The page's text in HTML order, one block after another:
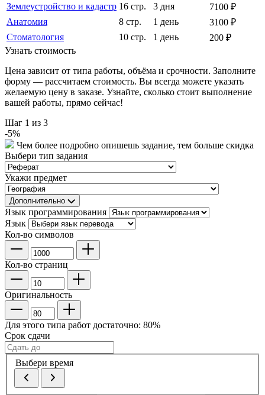
Землеустройство и кадастр 16 стр. 3 дня
7100 ₽
Анатомия
8 стр. 1 день
3100 ₽
Стоматология
10 стр. 1 день
200 ₽
Узнать стоимость
Цена зависит от типа работы, объёма и срочности. Заполните
форму — рассчитаем стоимость. Вы всегда можете указать
желаемую цену в заказе. Узнайте, сколько стоит выполнение
вашей работы, прямо сейчас!
Шаг 1 из 3
-5%
Чем более подробно опишешь задание, тем больше скидка
Выбери тип задания
Укажи предмет
Дополнительно
Язык программирования
Язык
Кол-во символов
Кол-во страниц
Оригинальность
Для этого типа работ достаточно: 80%
Срок сдачи
Выбери время